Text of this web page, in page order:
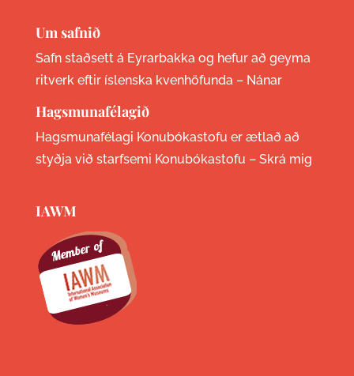
Um safnið
Safn staðsett á Eyrarbakka og hefur að geyma
ritverk eftir íslenska kvenhöfunda – Nánar
Hagsmunafélagið
Hagsmunafélagi Konubókastofu er ætlað að
styðja við starfsemi Konubókastofu – Skrá mig
IAWM